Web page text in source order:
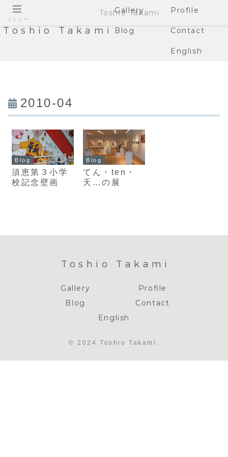
Toshio Takami
Gallery Profile
Blog Contact
English
2010-04
Blog
須恵第３小学
校記念壁画
Blog
てん・ten・
天…の展
Toshio Takami
Gallery
Profile
Blog
Contact
English
© 2024 Toshio Takami.
メニュー
Toshio Takami